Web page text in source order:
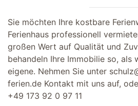
Sie möchten Ihre kostbare
Ferienhaus professionell
großen Wert auf Qualität und
behandeln Ihre Immobilie so, als
eigene. Nehmen Sie unter
ferien.de Kontakt mit uns auf,
+49 173 92 0 97 11